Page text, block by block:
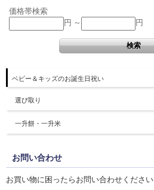
価格帯検索
円 ～
円
ベビー＆キッズのお誕生日祝い
選び取り
一升餅・一升米
お問い合わせ
お買い物に困ったらお問い合わせください